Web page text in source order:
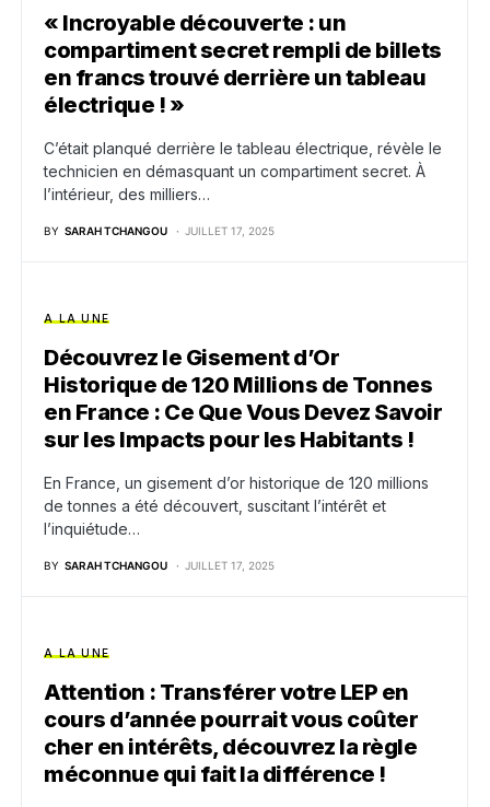
« Incroyable découverte : un
compartiment secret rempli de billets
en francs trouvé derrière un tableau
électrique ! »
C’était planqué derrière le tableau électrique, révèle le
technicien en démasquant un compartiment secret. À
l’intérieur, des milliers…
BY SARAH TCHANGOU JUILLET 17, 2025
A LA UNE
Découvrez le Gisement d’Or
Historique de 120 Millions de Tonnes
en France : Ce Que Vous Devez Savoir
sur les Impacts pour les Habitants !
En France, un gisement d’or historique de 120 millions
de tonnes a été découvert, suscitant l’intérêt et
l’inquiétude…
BY SARAH TCHANGOU JUILLET 17, 2025
A LA UNE
Attention : Transférer votre LEP en
cours d’année pourrait vous coûter
cher en intérêts, découvrez la règle
méconnue qui fait la différence !